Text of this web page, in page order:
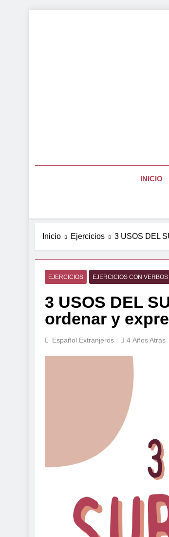
INICIO
Inicio Ejercicios 3 USOS DEL
EJERCICIOS EJERCICIOS CON VERBOS
3 USOS DEL
ordenar y
Español Extranjeros 4 Años Atrás